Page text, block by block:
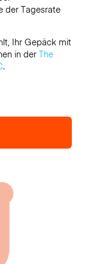
der Tagesrate
Ihr Gepäck mit
in der The
.